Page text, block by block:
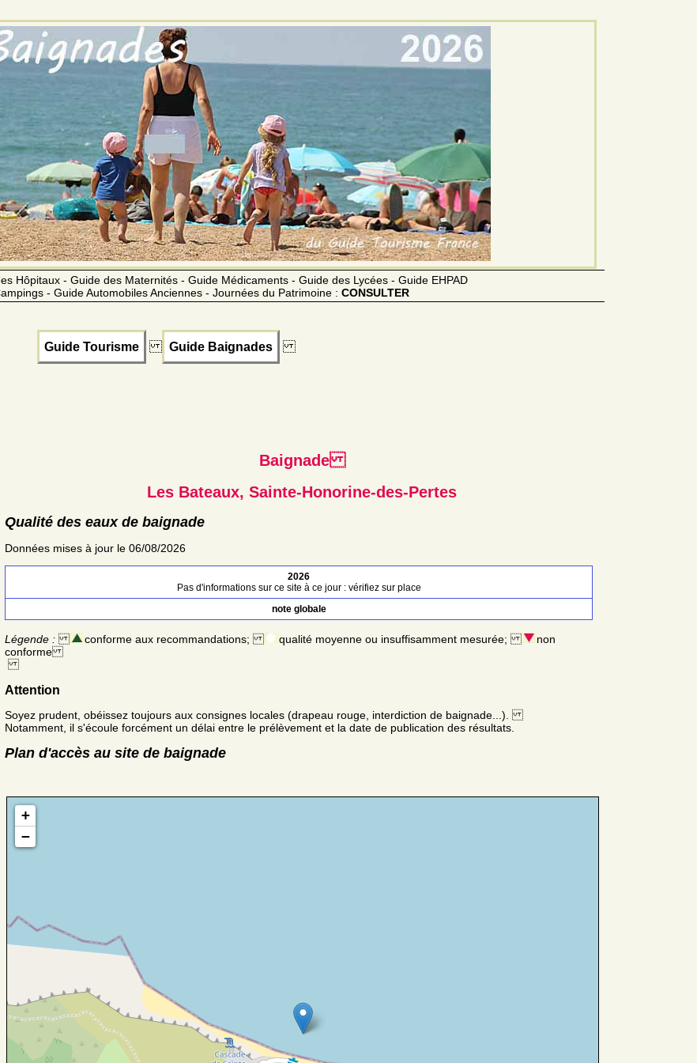
Hôpitaux - Guide des Maternités - Guide Médicaments - Guide des Lycées - Guide EHPAD
- Guide Automobiles Anciennes - Journées du Patrimoine : CONSULTER
Guide Tourisme Guide Baignades
Baignade
Les Bateaux, Sainte-Honorine-des-Pertes
Qualité des eaux de baignade
Données mises à jour le 06/08/2026
2026
Pas d'informations sur ce site à ce jour : vérifiez sur place
note globale
Légende : conforme aux recommandations; qualité moyenne ou insuffisamment mesurée;
non
conforme
Attention
Soyez prudent, obéissez toujours aux consignes locales (drapeau rouge, interdiction de baignade...).
Notamment, il s'écoule forcément un délai entre le prélèvement et la date de publication des résultats.
Plan d'accès au site de baignade
+
−